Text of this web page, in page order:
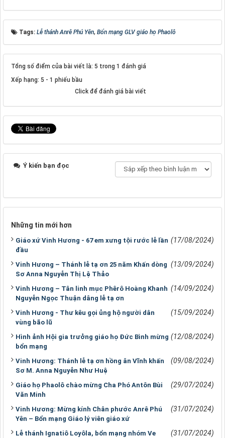
Tags: Lễ thánh Anrê Phú Yên, Bổn mạng GLV giáo họ Phaolô
Tổng số điểm của bài viết là: 5 trong 1 đánh giá
Xếp hạng: 5 - 1 phiếu bầu
Click để đánh giá bài viết
Ý kiến bạn đọc
Những tin mới hơn
Giáo xứ Vinh Hương - 67 em xưng tội rước lễ lần
đầu
(17/08/2024)
Vinh Hương – Thánh lễ tạ ơn 25 năm Khấn dòng
Sơ Anna Nguyễn Thị Lệ Thảo
(13/09/2024)
Vinh Hương – Tân linh mục Phêrô Hoàng Khanh
Nguyễn Ngọc Thuận dâng lễ tạ ơn
(14/09/2024)
Vinh Hương - Thư kêu gọi ủng hộ người dân
vùng bão lũ
(15/09/2024)
Hình ảnh Hội gia trưởng giáo họ Đức Bình mừng
bổn mạng
(12/08/2024)
Vinh Hương: Thánh lễ tạ ơn hồng ân Vĩnh khấn
Sơ M. Anna Nguyễn Như Huệ
(09/08/2024)
Giáo họ Phaolô chào mừng Cha Phó Antôn Bùi
Văn Minh
(29/07/2024)
Vinh Hương: Mừng kính Chân phước Anrê Phú
Yên – Bổn mạng Giáo lý viên giáo xứ
(31/07/2024)
Lễ thánh Ignatiô Loyôla, bổn mạng nhóm Ve
(31/07/2024)